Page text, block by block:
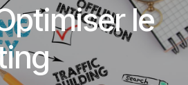
le